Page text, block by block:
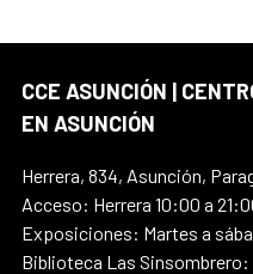
CCE ASUNCIÓN |
EN ASUNCIÓN
Herrera, 834, Asunción,
Acceso: Herrera 10:00 a
Exposiciones: Martes a
Biblioteca Las Sinsombrero: